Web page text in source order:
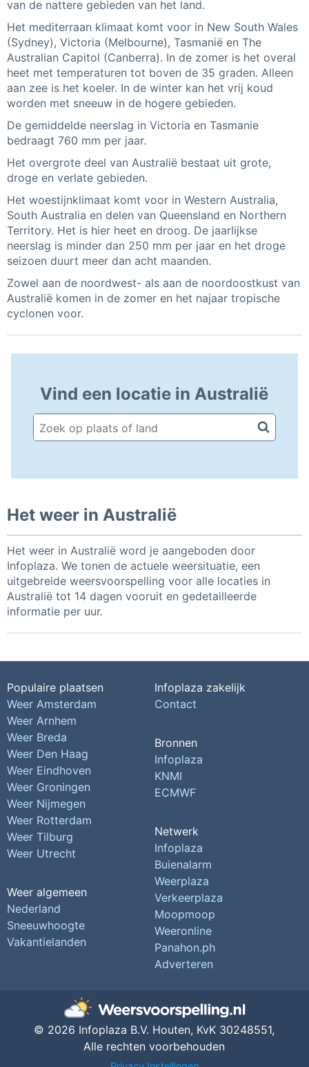
van de nattere gebieden van het land.
Het mediterraan klimaat komt voor in New South Wales
(Sydney), Victoria (Melbourne), Tasmanië en The
Australian Capitol (Canberra). In de zomer is het overal
heet met temperaturen tot boven de 35 graden. Alleen
aan zee is het koeler. In de winter kan het vrij koud
worden met sneeuw in de hogere gebieden.
De gemiddelde neerslag in Victoria en Tasmanie
bedraagt 760 mm per jaar.
Het overgrote deel van Australië bestaat uit grote,
droge en verlate gebieden.
Het woestijnklimaat komt voor in Western Australia,
South Australia en delen van Queensland en Northern
Territory. Het is hier heet en droog. De jaarlijkse
neerslag is minder dan 250 mm per jaar en het droge
seizoen duurt meer dan acht maanden.
Zowel aan de noordwest- als aan de noordoostkust van
Australië komen in de zomer en het najaar tropische
cyclonen voor.
Vind een locatie in Australië
Het weer in Australië
Het weer in Australië word je aangeboden door
Infoplaza. We tonen de actuele weersituatie, een
uitgebreide weersvoorspelling voor alle locaties in
Australië tot 14 dagen vooruit en gedetailleerde
informatie per uur.
Populaire plaatsen
Weer Amsterdam
Weer Arnhem
Weer Breda
Weer Den Haag
Weer Eindhoven
Weer Groningen
Weer Nijmegen
Weer Rotterdam
Weer Tilburg
Weer Utrecht
Weer algemeen
Nederland
Sneeuwhoogte
Vakantielanden
Infoplaza zakelijk
Contact
Bronnen
Infoplaza
KNMI
ECMWF
Netwerk
Infoplaza
Buienalarm
Weerplaza
Verkeerplaza
Moopmoop
Weeronline
Panahon.ph
Adverteren
© 2026 Infoplaza B.V. Houten, KvK 30248551,
Alle rechten voorbehouden